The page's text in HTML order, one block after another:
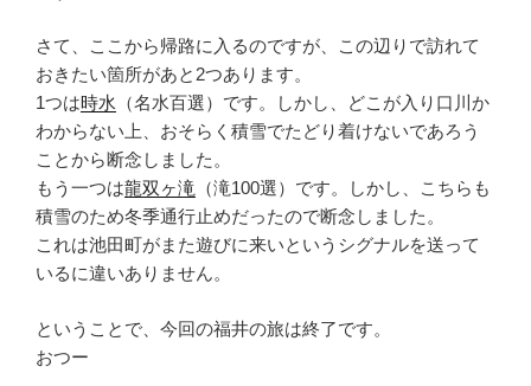
さて、ここから帰路に入るのですが、この辺りで訪れて
おきたい箇所があと2つあります。
1つは時水 （名水百選）です。しかし、どこが入り口川か
わからない上、おそらく積雪でたどり着けないであろう
ことから断念しました。
もう一つは龍双ヶ滝 （滝100選）です。しかし、こちらも
積雪のため冬季通行止めだったので断念しました。
これは池田町がまた遊びに来いというシグナルを送って
いるに違いありません。
ということで、今回の福井の旅は終了です。
おつー